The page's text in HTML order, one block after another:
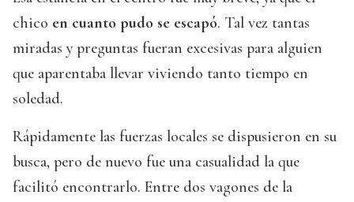
chico en cuanto pudo se escapó. Tal vez tantas
miradas y preguntas fueran excesivas para alguien
que aparentaba llevar viviendo tanto tiempo en
soledad.
Rápidamente las fuerzas locales se dispusieron en su
busca, pero de nuevo fue una casualidad la que
facilitó encontrarlo. Entre dos vagones de la